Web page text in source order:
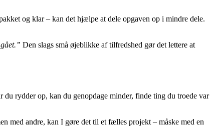
og klar – kan det hjælpe at dele opgaven op i mindre dele.
Den slags små øjeblikke af tilfredshed gør det lettere at
rydder op, kan du genopdage minder, finde ting du troede var
med andre, kan I gøre det til et fælles projekt – måske med en